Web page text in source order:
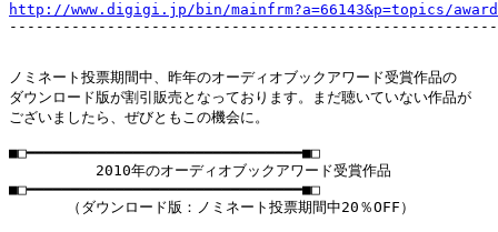
http://www.digigi.jp/bin/mainfrm?a=66143&p=topics/
ノミネート投票期間中、昨年のオーディオブックアワード受賞作品の
ダウンロード版が割引販売となっております。まだ聴いていない作品が
ございましたら、ぜびともこの機会に。
■□━━━━━━━━━━━━━━━━━━━━━━━━━━━━━━━■□
2010年のオーディオブックアワード受賞作品
■□━━━━━━━━━━━━━━━━━━━━━━━━━━━━━━━■□
（ダウンロード版：ノミネート投票期間中20％OFF）